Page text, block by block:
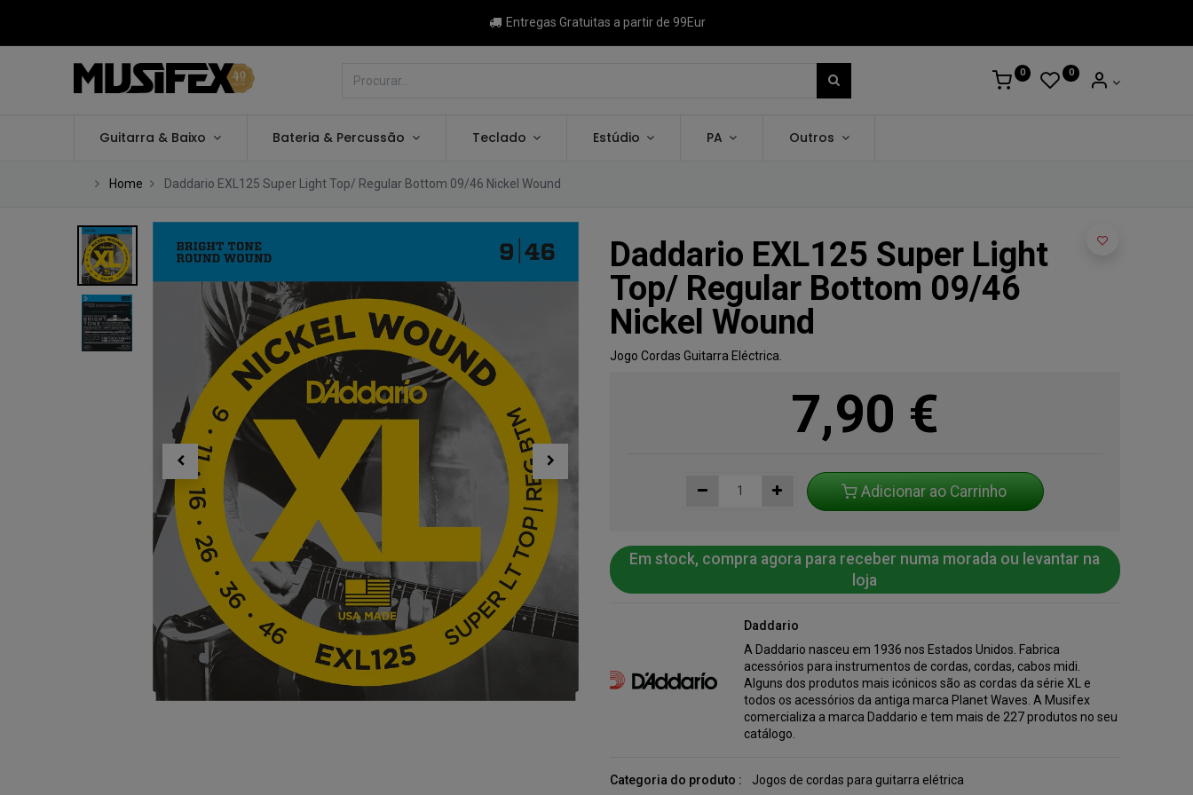
Entregas Gratuitas a partir de 99Eur
0 0
Guitarra & Baixo Bateria & Percussão Teclado Estúdio PA Outros
Home Daddario EXL125 Super Light Top/ Regular Bottom 09/46 Nickel Wound
Daddario EXL125 Super Light
Top/ Regular Bottom 09/46
Nickel Wound
Jogo Cordas Guitarra Eléctrica.
7,90 €
Adicionar ao Carrinho
Em stock, compra agora para receber numa morada ou levantar na
loja
Daddario
A Daddario nasceu em 1936 nos Estados Unidos. Fabrica
acessórios para instrumentos de cordas, cordas, cabos midi.
Alguns dos produtos mais icónicos são as cordas da série XL e
todos os acessórios da antiga marca Planet Waves. A Musifex
comercializa a marca Daddario e tem mais de 227 produtos no seu
catálogo.
Categoria do produto : Jogos de cordas para guitarra elétrica